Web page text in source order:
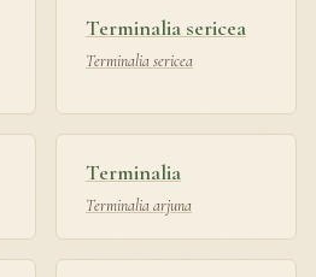
Terminalia sericea
Terminalia sericea
Terminalia
Terminalia arjuna